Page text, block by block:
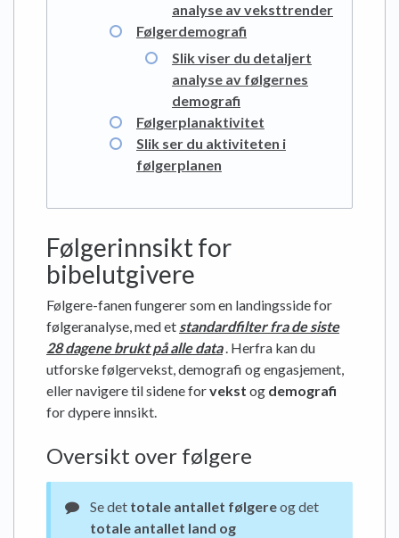
analyse av veksttrender
Følgerdemografi
Slik viser du detaljert
analyse av følgernes
demografi
Følgerplanaktivitet
Slik ser du aktiviteten i
følgerplanen
Følgerinnsikt for
bibelutgivere
Følgere-fanen fungerer som en landingsside for
følgeranalyse, med et standardfilter fra de siste
28 dagene brukt på alle data. Herfra kan du
utforske følgervekst, demografi og engasjement,
eller navigere til sidene forvekst og demografi
for dypere innsikt.
Oversikt over følgere
Se det totale antallet følgereog det
totale antallet land og